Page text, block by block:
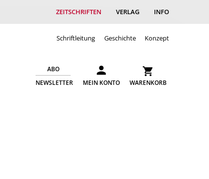
ZEITSCHRIFTEN VERLAG INFO
Schriftleitung Geschichte Konzept
ABO
NEWSLETTER
MEIN KONTO WARENKORB